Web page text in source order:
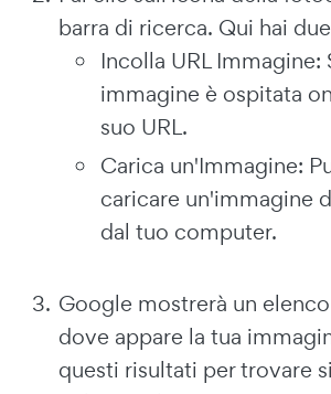
barra di ricerca. Qui hai
Incolla URL Immagine:
immagine è ospitata
suo URL.
Carica un'Immagine:
caricare un'immagine
dal tuo computer.
Google mostrerà un
dove appare la tua
questi risultati per trovare